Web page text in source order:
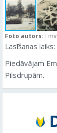
Foto autors:
Lasīšanas laiks:
Piedāvājam
Pilsdrupām.